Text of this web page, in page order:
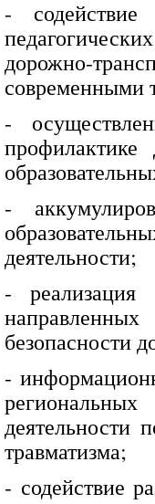
- содействие
дорожно-
современными
-
профилактике
-
деятельности;
- реализация
безопасности
-
деятельности
травматизма;
- содействие